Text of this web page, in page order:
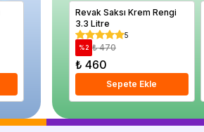
Barış Çiçeği Spathiphyllum
wallisii 50 60 cm Saksıda
0
₺ 1.430
Sepete Ekle
Baston
120 cm
₺
Revak Saksı Krem Rengi
3.3 Litre
5
%2 ₺ 470
₺ 460
Sepete Ekle